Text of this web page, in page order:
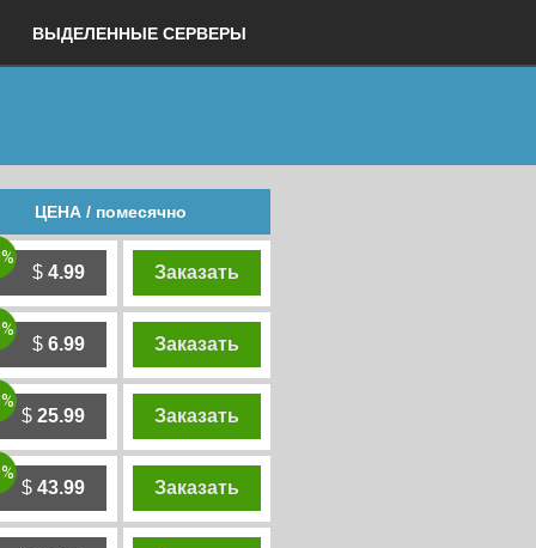
ВЫДЕЛЕННЫЕ СЕРВЕРЫ
ЦЕНА / помесячно
$ 4.99 Заказать
$ 6.99 Заказать
$ 25.99 Заказать
$ 43.99 Заказать